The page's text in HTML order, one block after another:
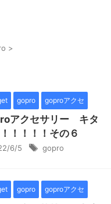
>
gopro goproアクセ
アクセサリー キタ
！！！！その６
6/5 gopro
gopro goproアクセ